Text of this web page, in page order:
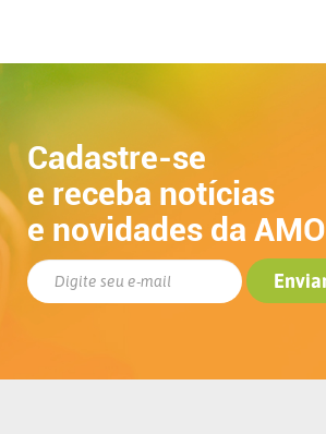
Cadastre-se
e receba notícias
e novidades da AMO